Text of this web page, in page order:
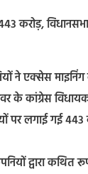
करोड़,
ने एक्सेस
के कांग्रेस
पर लगाई गई
द्वारा